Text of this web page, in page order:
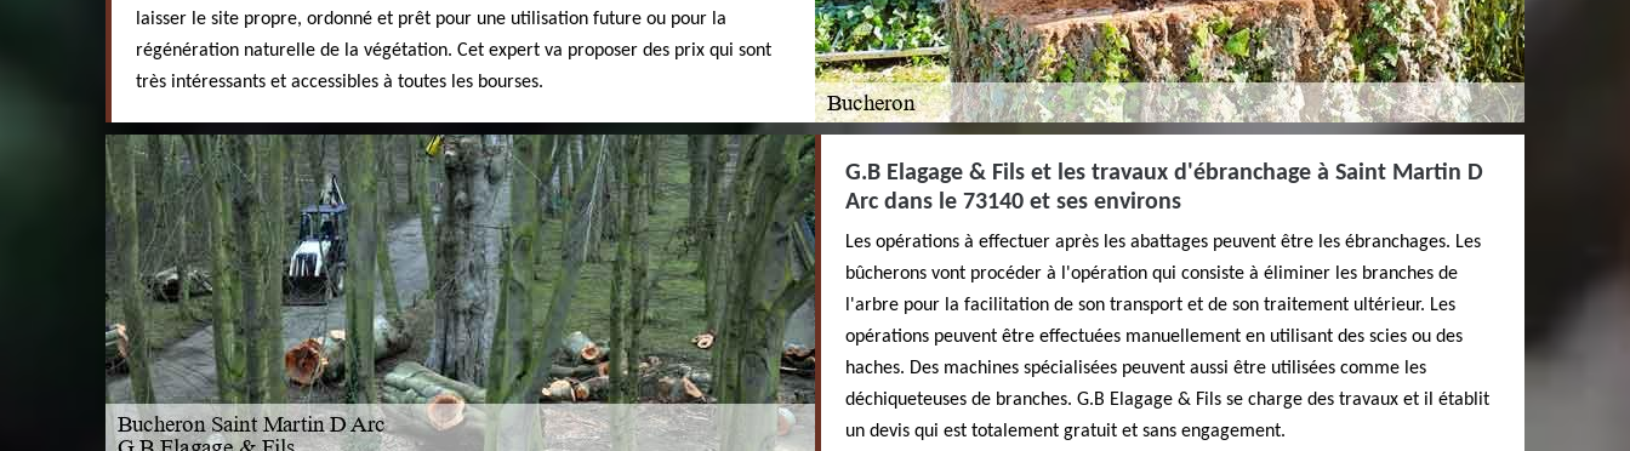
laisser le site propre, ordonné et prêt pour une utilisation future ou pour la
régénération naturelle de la végétation. Cet expert va proposer des prix qui sont
très intéressants et accessibles à toutes les bourses.
G.B Elagage & Fils et les travaux d'ébranchage à Saint Martin D
Arc dans le 73140 et ses environs
Les opérations à effectuer après les abattages peuvent être les ébranchages. Les
bûcherons vont procéder à l'opération qui consiste à éliminer les branches de
l'arbre pour la facilitation de son transport et de son traitement ultérieur. Les
opérations peuvent être effectuées manuellement en utilisant des scies ou des
haches. Des machines spécialisées peuvent aussi être utilisées comme les
déchiqueteuses de branches. G.B Elagage & Fils se charge des travaux et il établit
un devis qui est totalement gratuit et sans engagement.